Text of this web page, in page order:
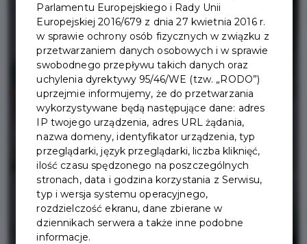
Parlamentu Europejskiego i Rady Unii
Europejskiej 2016/679 z dnia 27 kwietnia 2016 r.
w sprawie ochrony osób fizycznych w związku z
przetwarzaniem danych osobowych i w sprawie
swobodnego przepływu takich danych oraz
uchylenia dyrektywy 95/46/WE (tzw. „RODO”)
uprzejmie informujemy, że do przetwarzania
wykorzystywane będą następujące dane: adres
IP twojego urządzenia, adres URL żądania,
nazwa domeny, identyfikator urządzenia, typ
przeglądarki, język przeglądarki, liczba kliknięć,
ilość czasu spędzonego na poszczególnych
stronach, data i godzina korzystania z Serwisu,
typ i wersja systemu operacyjnego,
rozdzielczość ekranu, dane zbierane w
dziennikach serwera a także inne podobne
informacje.